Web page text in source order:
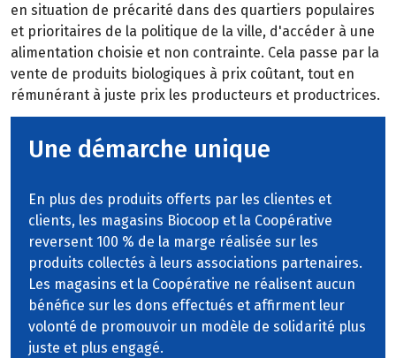
en situation de précarité dans des quartiers populaires
et prioritaires de la politique de la ville, d'accéder à une
alimentation choisie et non contrainte. Cela passe par la
vente de produits biologiques à prix coûtant, tout en
rémunérant à juste prix les producteurs et productrices.
Une démarche unique
En plus des produits offerts par les clientes et
clients, les magasins Biocoop et la Coopérative
reversent 100 % de la marge réalisée sur les
produits collectés à leurs associations partenaires.
Les magasins et la Coopérative ne réalisent aucun
bénéfice sur les dons effectués et affirment leur
volonté de promouvoir un modèle de solidarité plus
juste et plus engagé.